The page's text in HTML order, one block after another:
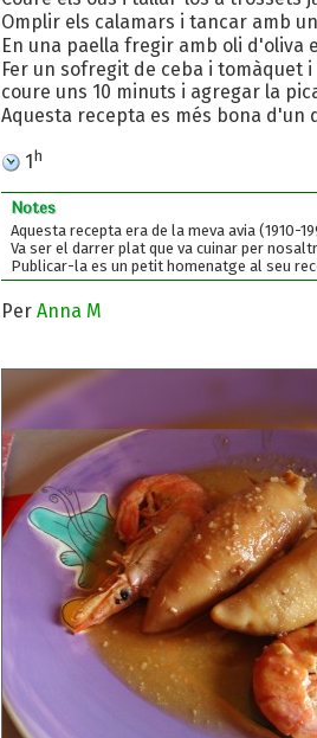
Omplir els calamars i tancar amb
En una paella fregir amb oli d'oliva
Fer un sofregit de ceba i tomàquet
coure uns 10 minuts i agregar la
Aquesta recepta es més bona d'un
1h
Notes
Aquesta recepta era de la meva avia (1910-
Va ser el darrer plat que va cuinar per
Publicar-la es un petit homenatge al seu
Per Anna M